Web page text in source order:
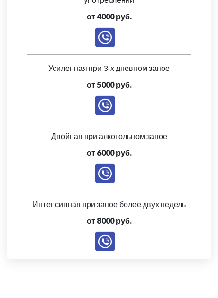
от 4000 руб.
Усиленная при 3-х дневном запое
от 5000 руб.
Двойная при алкогольном запое
от 6000 руб.
Интенсивная при запое более двух недель
от 8000 руб.